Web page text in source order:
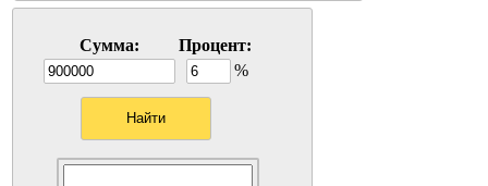
Сумма:
Процент:
%